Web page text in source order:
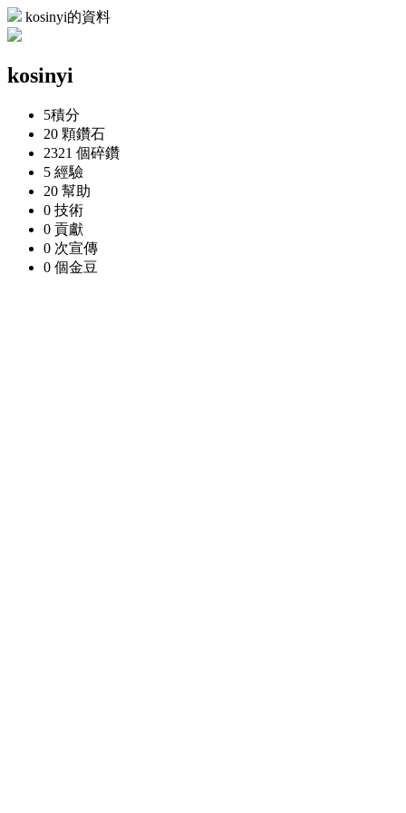
kosinyi的資料
kosinyi
5積分
20 顆鑽石
2321 個碎鑽
5 經驗
20 幫助
0 技術
0 貢獻
0 次宣傳
0 個金豆